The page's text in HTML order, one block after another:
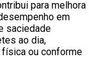
para melhora
em
saciedade
ao dia,
ou conforme